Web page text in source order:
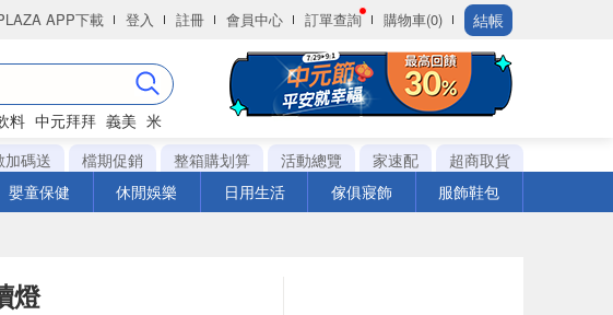
APP下載 登入 註冊 會員中心 訂單查詢 購物車(0) 結帳
料 中元拜拜 義美 米
加碼送 檔期促銷 整箱購划算 活動總覽 家速配
超商取貨
嬰童保健 休閒娛樂 日用生活 傢俱寢飾 服飾鞋包
燈